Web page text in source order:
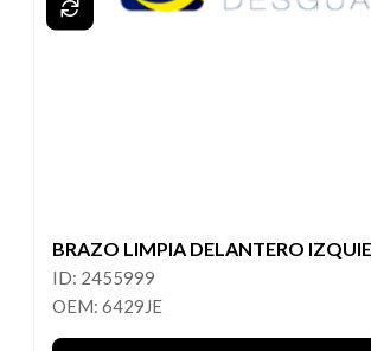
BRAZO LIMPIA DELANTERO
ID: 2455999
OEM: 6429JE